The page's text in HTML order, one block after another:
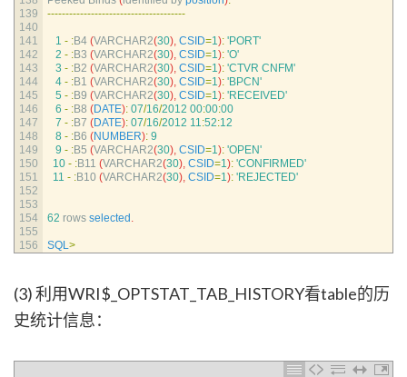
139
140
141
142
143
144
145
146
147
148
149
150
151
152
153
154
155
156
--------------------------------------
1 - :B4 (VARCHAR2(30), CSID=1): 'PORT'
2 - :B3 (VARCHAR2(30), CSID=1): 'O'
3 - :B2 (VARCHAR2(30), CSID=1): 'CTVR CNFM'
4 - :B1 (VARCHAR2(30), CSID=1): 'BPCN'
5 - :B9 (VARCHAR2(30), CSID=1): 'RECEIVED'
6 - :B8 (DATE): 07/16/2012 00:00:00
7 - :B7 (DATE): 07/16/2012 11:52:12
8 - :B6 (NUMBER): 9
9 - :B5 (VARCHAR2(30), CSID=1): 'OPEN'
10 - :B11 (VARCHAR2(30), CSID=1): 'CONFIRMED'
11 - :B10 (VARCHAR2(30), CSID=1): 'REJECTED'
62 rows selected .
SQL>
(3) 利用WRI$_OPTSTAT_TAB_HISTORY看table的历
史统计信息：